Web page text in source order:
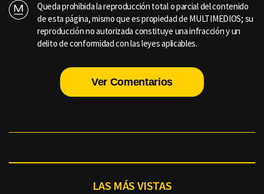
Queda prohibida la reproducción total o parcial del contenido
de esta página, mismo que es propiedad de MULTIMEDIOS; su
reproducción no autorizada constituye una infracción y un
delito de conformidad con las leyes aplicables.
Ver Comentarios
LAS MÁS VISTAS